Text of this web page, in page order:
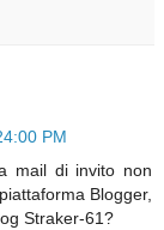
PM
mail di invito non
Blogger,
Straker-61?